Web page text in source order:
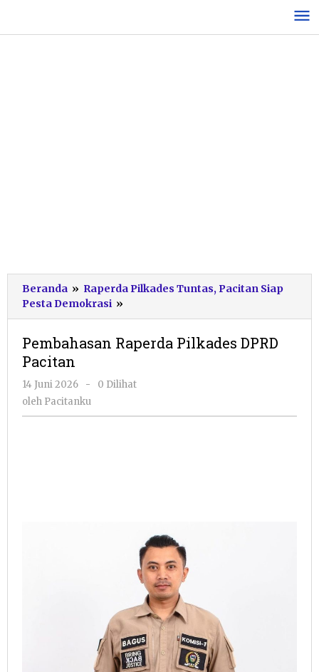
konten
Beranda » Raperda Pilkades Tuntas, Pacitan Siap
Pesta Demokrasi »
Raperda
DPRD
Pembahasan Raperda Pilkades DPRD
Pacitan
14 Juni 2026
oleh
Pacitanku
-
0 Dilihat
oleh Pacitanku